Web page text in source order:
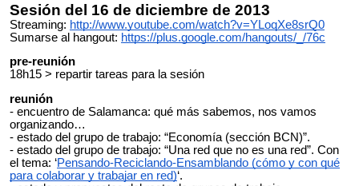
Sesión del 16 de diciembre de 2013
Streaming: http://www.youtube.com/watch?v=YLoqXe8srQ0
Sumarse al hangout: https://plus.google.com/hangouts/_/76c
pre-reunión
18h15 > repartir tareas para la sesión
reunión
- encuentro de Salamanca: qué más sabemos, nos vamos
organizando…
- estado del grupo de trabajo: “Economía (sección BCN)”.
- estado del grupo de trabajo: “Una red que no es una red”. Con
el tema: ‘Pensando-Reciclando-Ensamblando (cómo y con qué
para colaborar y trabajar en red)‘.